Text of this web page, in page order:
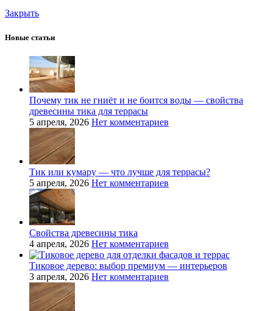
Закрыть
Новые статьи
Почему тик не гниёт и не боится воды — свойства
древесины тика для террасы
5 апреля, 2026 Нет комментариев
Тик или кумару — что лучше для террасы?
5 апреля, 2026 Нет комментариев
Свойства древесины тика
4 апреля, 2026 Нет комментариев
Тиковое дерево: выбор премиум — интерьеров
3 апреля, 2026 Нет комментариев